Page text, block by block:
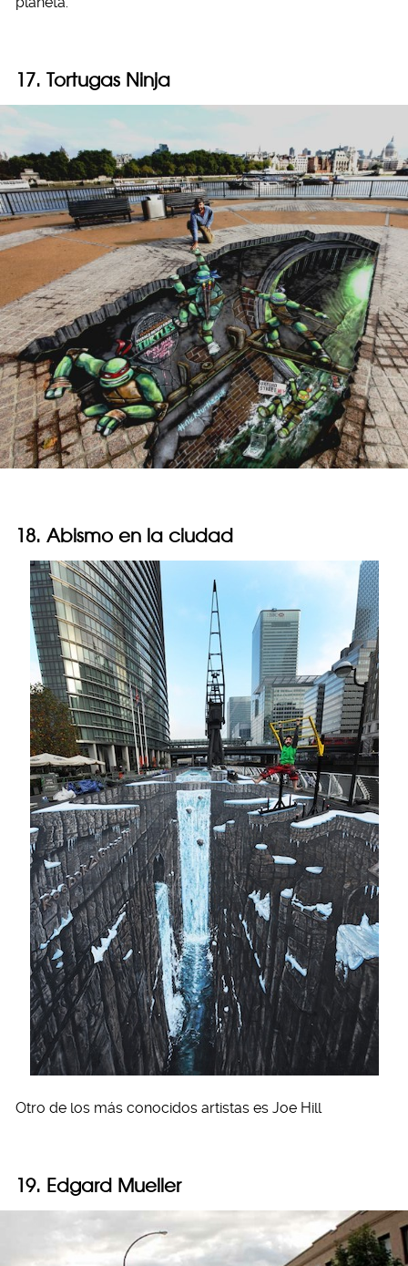
17. Tortugas Ninja
18. Abismo en la ciudad
Otro de los más conocidos artistas es Joe Hill
19. Edgard Mueller